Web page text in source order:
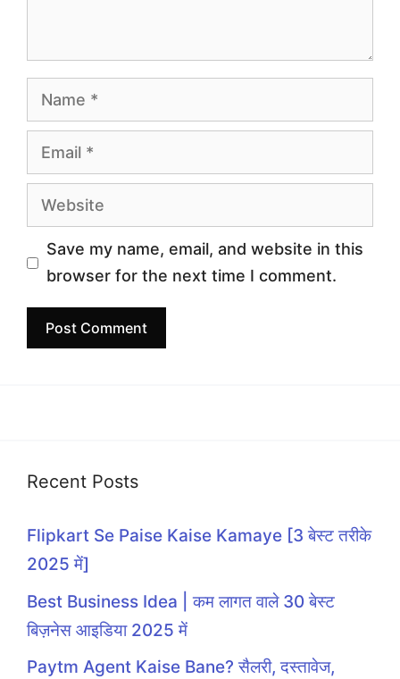
Name
Email
Website
Save my name, email, and website in this
browser for the next time I comment.
Recent Posts
Flipkart Se Paise Kaise Kamaye [3 बेस्ट तरीके
2025 में]
Best Business Idea | कम लागत वाले 30 बेस्ट
बिज़नेस आइडिया 2025 में
Paytm Agent Kaise Bane? सैलरी, दस्तावेज,